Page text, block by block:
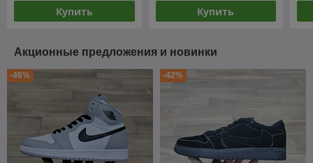
Купить Купить
Акционные предложения и новинки
-46% -42%